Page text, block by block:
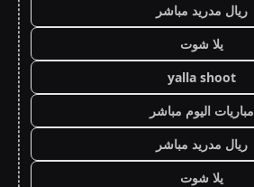
ريال مدريد مباشر
يلا شوت
yalla shoot
مباريات اليوم مباشر
ريال مدريد مباشر
يلا شوت